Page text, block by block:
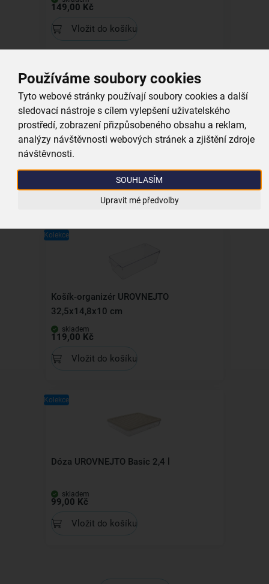
Používáme soubory cookies
Tyto webové stránky používají soubory cookies a další
sledovací nástroje s cílem vylepšení uživatelského
prostředí, zobrazení přizpůsobeného obsahu a reklam,
analýzy návštěvnosti webových stránek a zjištění zdroje
návštěvnosti.
SOUHLASÍM
Upravit mé předvolby
149,00 Kč
Vložit do košíku
Odsávací vak Space UROVNEJTO 70x100
cm
119,00 Kč
Vložit do košíku
Kolekce
Košík-organizér UROVNEJTO
32,5x14,8x10 cm
skladem
119,00 Kč
Vložit do košíku
Kolekce
Dóza UROVNEJTO Basic 2,4 l
skladem
99,00 Kč
Vložit do košíku